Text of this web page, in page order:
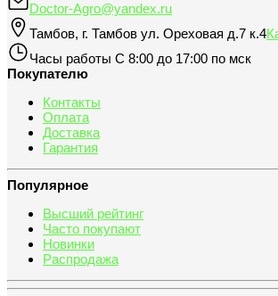
Doctor-Agro@yandex.ru
Тамбов, г. Тамбов ул. Ореховая д.7 к.4
Часы работы С 8:00 до 17:00 по мск
Покупателю
Контакты
Оплата
Доставка
Гарантия
Популярное
Высший рейтинг
Часто покупают
Новинки
Распродажа